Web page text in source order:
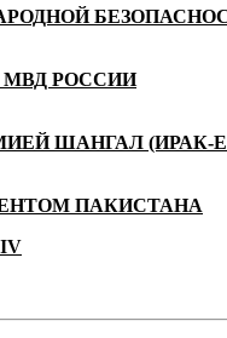
РОССИИ
ШАНГАЛ (ИРАК-
ПАКИСТАНА